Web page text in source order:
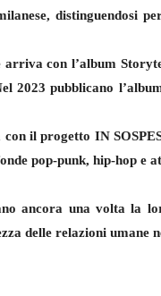
distinguendosi
con l’album
2023 pubblicano
il progetto IN
pop-punk, hip-hop e
ancora una volta la
delle relazioni umane